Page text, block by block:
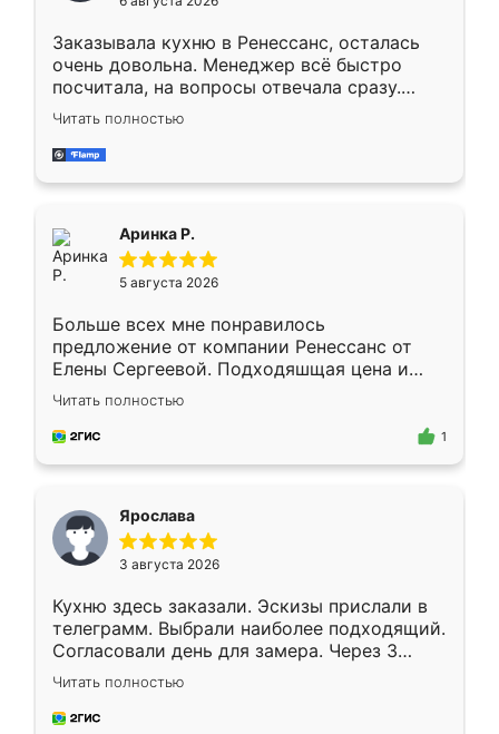
мебели буду заказывать только здесь.
Заказывала кухню в Ренессанс, осталась
очень довольна. Менеджер всё быстро
посчитала, на вопросы отвечала сразу.
Замерщик приехал в субботу, подошёл к
делу со всей ответственностью. Собрали
за день, ребята работали аккуратно, даже
Читать полностью
Аринка Р.
5 августа 2026
Больше всех мне понравилось
предложение от компании Ренессанс от
Елены Сергеевой. Подходяшщая цена и
короткие сроки изготовления. Приехавший
для замера сотрудник Владислав
предложил по моему эскизу самый
Читать полностью
1
Ярослава
3 августа 2026
Кухню здесь заказали. Эскизы прислали в
телеграмм. Выбрали наиболее подходящий.
Согласовали день для замера. Через 3
недели кухня была уже готова. Остались
довольны работой. Спасибо Ренессанс
мебель за качественную работу!
Читать полностью